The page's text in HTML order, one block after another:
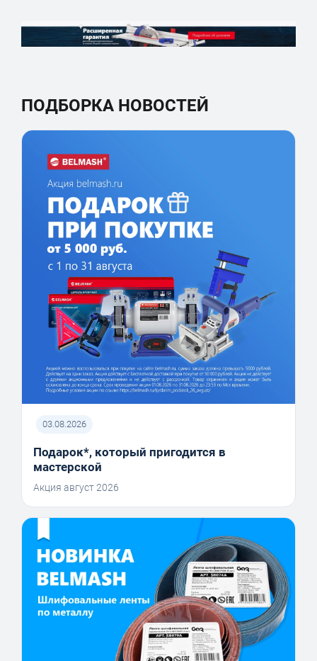
ПОДБОРКА НОВОСТЕЙ
03.08.2026
Подарок*, который пригодится в
мастерской
Акция август 2026